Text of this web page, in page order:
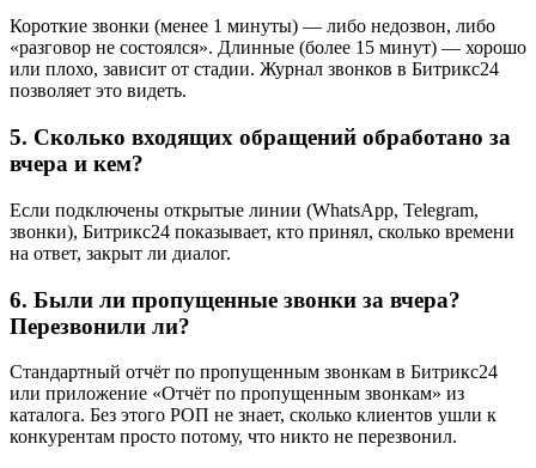
Короткие звонки (менее 1 минуты) — либо недозвон, либо
«разговор не состоялся». Длинные (более 15 минут) — хорошо
или плохо, зависит от стадии. Журнал звонков в Битрикс24
позволяет это видеть.
5. Сколько входящих обращений обработано за
вчера и кем?
Если подключены открытые линии (WhatsApp, Telegram,
звонки), Битрикс24 показывает, кто принял, сколько времени
на ответ, закрыт ли диалог.
6. Были ли пропущенные звонки за вчера?
Перезвонили ли?
Стандартный отчёт по пропущенным звонкам в Битрикс24
или приложение «Отчёт по пропущенным звонкам» из
каталога. Без этого РОП не знает, сколько клиентов ушли к
конкурентам просто потому, что никто не перезвонил.